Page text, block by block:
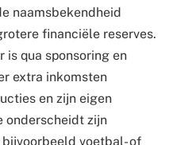
naamsbekendheid
financiële reserves.
qua sponsoring en
extra inkomsten
en zijn eigen
onderscheidt zijn
voetbal- of